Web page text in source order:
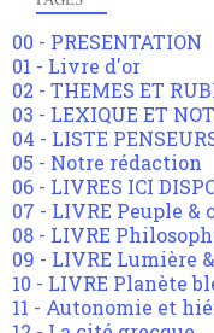
00 - PRESENTATION
01 - Livre d'or
02 - THEMES ET
03 - LEXIQUE ET
04 - LISTE
05 - Notre rédaction
06 - LIVRES ICI
07 - LIVRE Peuple &
08 - LIVRE
09 - LIVRE Lumière
10 - LIVRE Planète
11 - Autonomie et